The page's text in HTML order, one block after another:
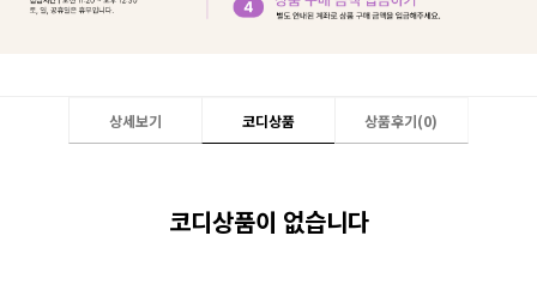
상세보기 코디상품 상품후기(0)
코디상품이 없습니다